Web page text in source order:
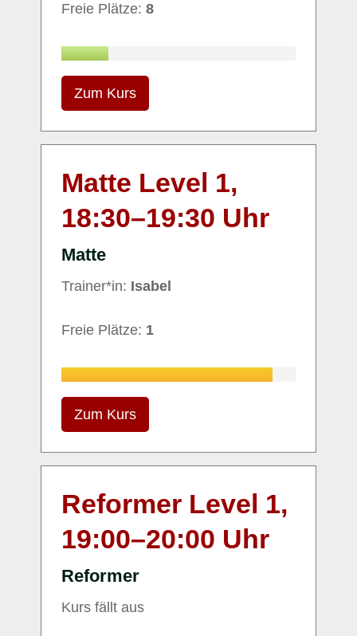
Freie Plätze: 8
Zum Kurs
Matte Level 1,
18:30–19:30 Uhr
Matte
Trainer*in: Isabel
Freie Plätze: 1
Zum Kurs
Reformer Level 1,
19:00–20:00 Uhr
Reformer
Kurs fällt aus